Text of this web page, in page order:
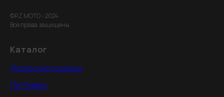
©RZ MOTO - 2024
Все права защищены
Каталог
Эндуро мотоциклы
Питбайки